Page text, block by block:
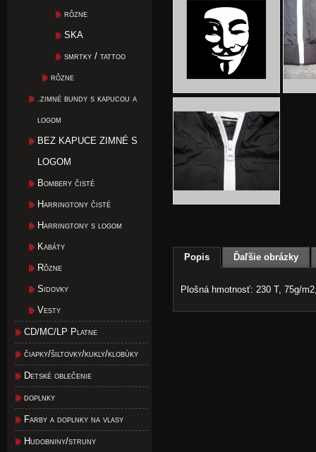
rôzne
SKA
smrtky / tattoo
rôzne
.zimné bundy s kapucou a
logom
BEZ KAPUCE ZIMNÉ S
LOGOM
Bombery čisté
Harringtony čisté
Harringtony s logom
Kabáty
Rôzne
Sidovky
Vesty
CD/MC/LP Platne
čiapky/šiltovky/kukly/klobúky
Detské oblečenie
doplnky
Farby a doplnky na vlasy
Hudobniny/struny
Popis Ďaľšie obrázky
Plošná hmotnosť: 230 T, 75g/